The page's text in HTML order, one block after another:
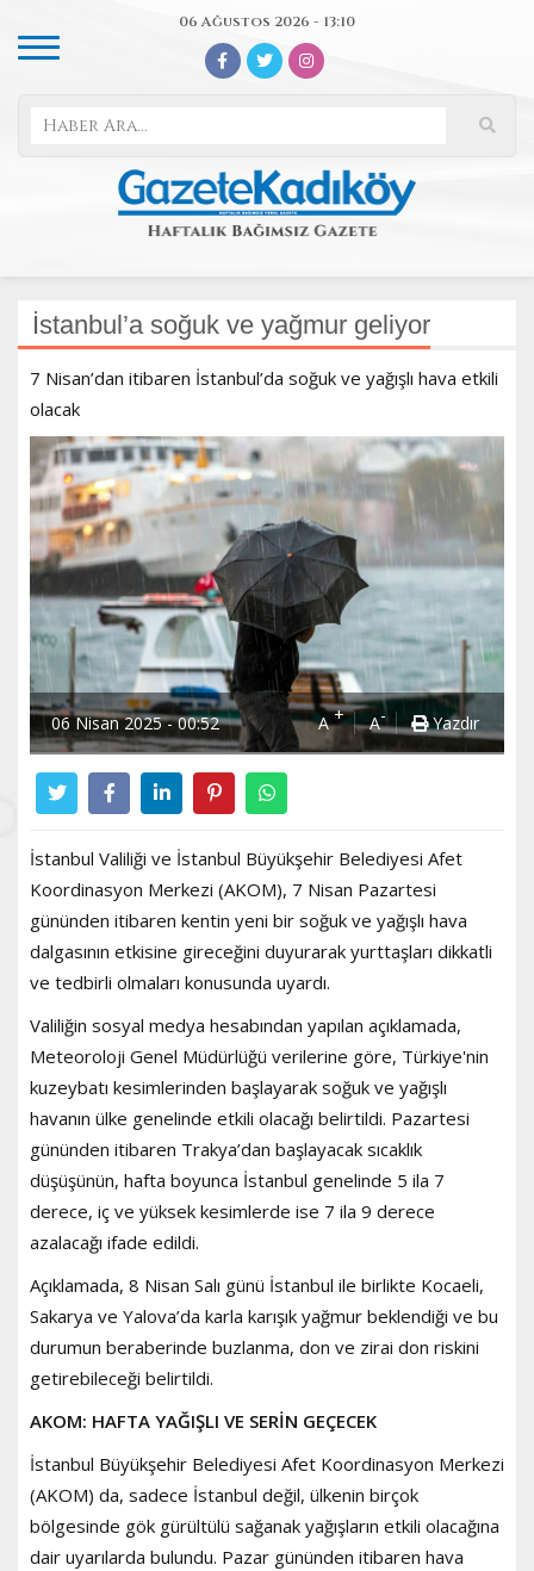
06 Ağustos 2026 - 13:10
İstanbul’a soğuk ve yağmur geliyor
7 Nisan’dan itibaren İstanbul’da soğuk ve yağışlı hava etkili
olacak
06 Nisan 2025 - 00:52 A+ A- Yazdır
İstanbul Valiliği ve İstanbul Büyükşehir Belediyesi Afet
Koordinasyon Merkezi (AKOM), 7 Nisan Pazartesi
gününden itibaren kentin yeni bir soğuk ve yağışlı hava
dalgasının etkisine gireceğini duyurarak yurttaşları dikkatli
ve tedbirli olmaları konusunda uyardı.
Valiliğin sosyal medya hesabından yapılan açıklamada,
Meteoroloji Genel Müdürlüğü verilerine göre, Türkiye'nin
kuzeybatı kesimlerinden başlayarak soğuk ve yağışlı
havanın ülke genelinde etkili olacağı belirtildi. Pazartesi
gününden itibaren Trakya’dan başlayacak sıcaklık
düşüşünün, hafta boyunca İstanbul genelinde 5 ila 7
derece, iç ve yüksek kesimlerde ise 7 ila 9 derece
azalacağı ifade edildi.
Açıklamada, 8 Nisan Salı günü İstanbul ile birlikte Kocaeli,
Sakarya ve Yalova’da karla karışık yağmur beklendiği ve bu
durumun beraberinde buzlanma, don ve zirai don riskini
getirebileceği belirtildi.
AKOM: HAFTA YAĞIŞLI VE SERİN GEÇECEK
İstanbul Büyükşehir Belediyesi Afet Koordinasyon Merkezi
(AKOM) da, sadece İstanbul değil, ülkenin birçok
bölgesinde gök gürültülü sağanak yağışların etkili olacağına
dair uyarılarda bulundu. Pazar gününden itibaren hava